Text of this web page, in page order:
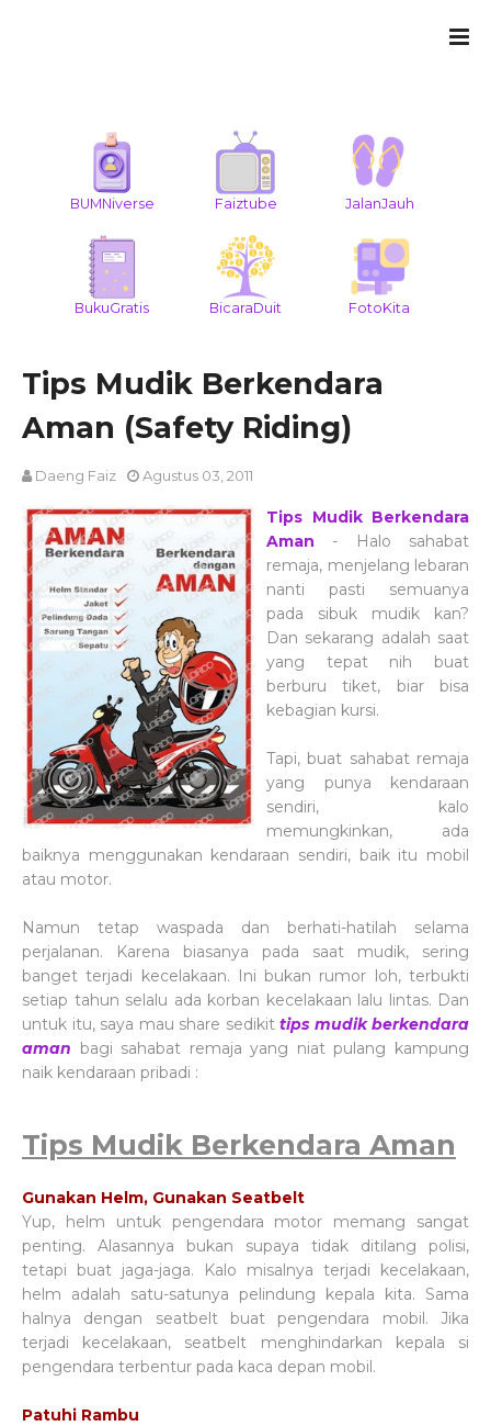
BUMNiverse Faiztube JalanJauh
BukuGratis BicaraDuit FotoKita
Tips Mudik Berkendara
Aman (Safety Riding)
Daeng Faiz Agustus 03, 2011
Tips Mudik Berkendara
Aman - Halo sahabat
remaja, menjelang lebaran
nanti pasti semuanya
pada sibuk mudik kan?
Dan sekarang adalah saat
yang tepat nih buat
berburu tiket, biar bisa
kebagian kursi.
Tapi, buat sahabat remaja
yang punya kendaraan
sendiri, kalo
memungkinkan, ada
baiknya menggunakan kendaraan sendiri, baik itu mobil
atau motor.
Namun tetap waspada dan berhati-hatilah selama
perjalanan. Karena biasanya pada saat mudik, sering
banget terjadi kecelakaan. Ini bukan rumor loh, terbukti
setiap tahun selalu ada korban kecelakaan lalu lintas. Dan
untuk itu, saya mau share sedikit tips mudik berkendara
aman bagi sahabat remaja yang niat pulang kampung
naik kendaraan pribadi :
Tips Mudik Berkendara Aman
Gunakan Helm, Gunakan Seatbelt
Yup, helm untuk pengendara motor memang sangat
penting. Alasannya bukan supaya tidak ditilang polisi,
tetapi buat jaga-jaga. Kalo misalnya terjadi kecelakaan,
helm adalah satu-satunya pelindung kepala kita. Sama
halnya dengan seatbelt buat pengendara mobil. Jika
terjadi kecelakaan, seatbelt menghindarkan kepala si
pengendara terbentur pada kaca depan mobil.
Patuhi Rambu